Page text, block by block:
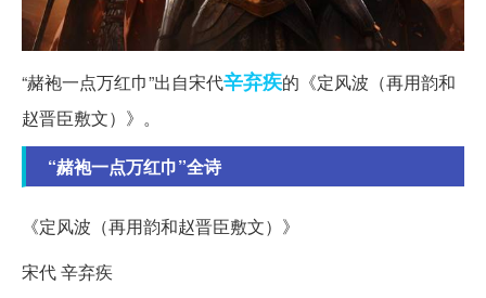
“赭袍一点万红巾”出自宋代辛弃疾的《定风波（再用韵和
赵晋臣敷文）》。
“赭袍一点万红巾”全诗
《定风波（再用韵和赵晋臣敷文）》
宋代 辛弃疾